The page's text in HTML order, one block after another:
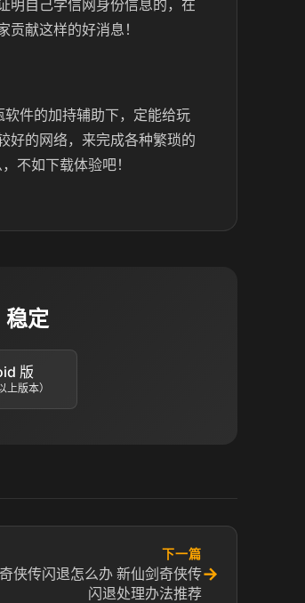
明自己学信网身份信息的，在
献这样的好消息！
件的加持辅助下，定能给玩
好的网络，来完成各种繁琐的
不如下载体验吧！
稳定
版
版本）
下一篇
侠传闪退怎么办 新仙剑奇侠传
闪退处理办法推荐
→